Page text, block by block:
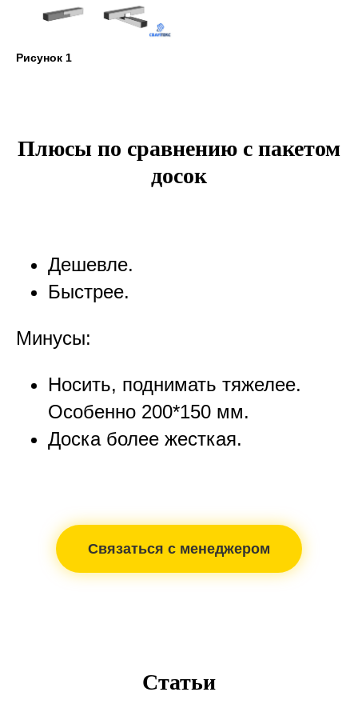
Рисунок 1
Плюсы по сравнению с пакетом
досок
Дешевле.
Быстрее.
Минусы:
Носить, поднимать тяжелее.
Особенно 200*150 мм.
Доска более жесткая.
Связаться с менеджером
Статьи